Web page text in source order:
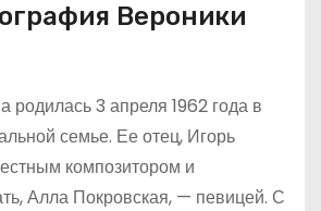
Вероники
родилась 3 апреля 1962 года в
семье. Ее отец, Игорь
композитором и
Алла Покровская, — певицей. С